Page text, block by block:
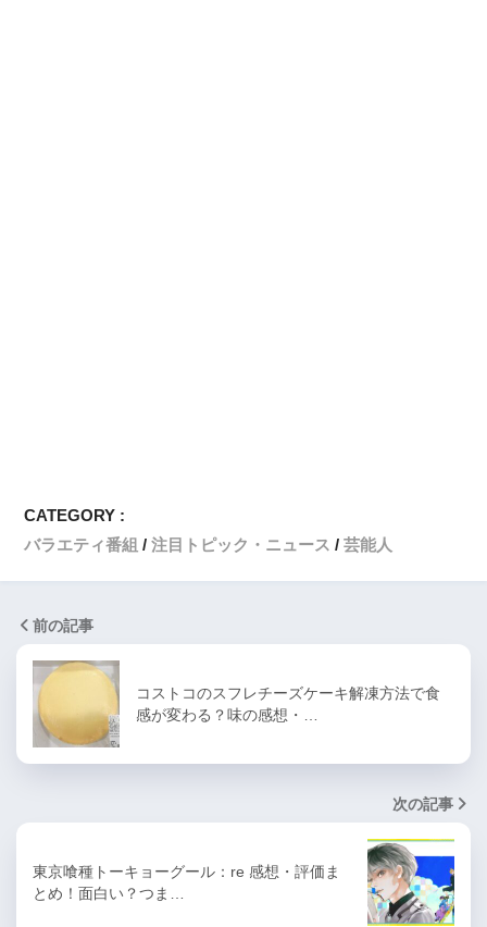
CATEGORY :
バラエティ番組
注目トピック・ニュース 芸能人
前の記事
コストコのスフレチーズケーキ解凍方法で食
感が変わる？味の感想・…
次の記事
東京喰種トーキョーグール：re 感想・評価ま
とめ！面白い？つま…